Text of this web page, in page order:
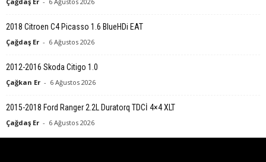
2018 Citroen C4 Picasso 1.6 BlueHDi EAT
Çağdaş Er - 6 Ağustos 2026
2012-2016 Skoda Citigo 1.0
Çağkan Er - 6 Ağustos 2026
2015-2018 Ford Ranger 2.2L Duratorq TDCİ 4×4 XLT
Çağdaş Er - 6 Ağustos 2026